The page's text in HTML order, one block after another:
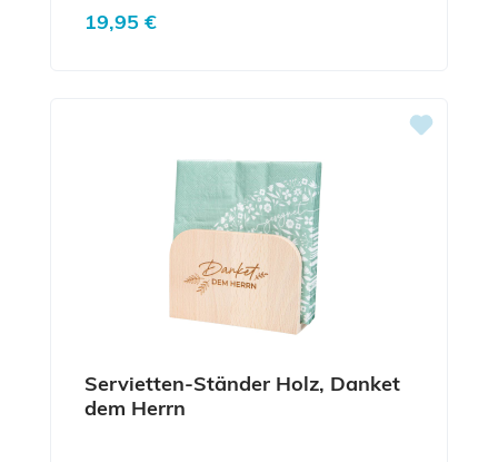
Regulärer Preis:
19,95 €
Servietten-Ständer Holz, Danket
dem Herrn